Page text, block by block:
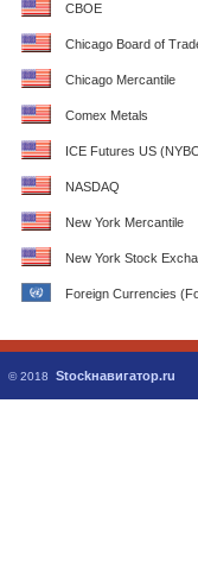
CBOE
Chicago Board of
Chicago Mercantile
Comex Metals
ICE Futures US
NASDAQ
New York Mercantile
New York Stock
Foreign Currencies
© 2018 Stockнавигатор.ru